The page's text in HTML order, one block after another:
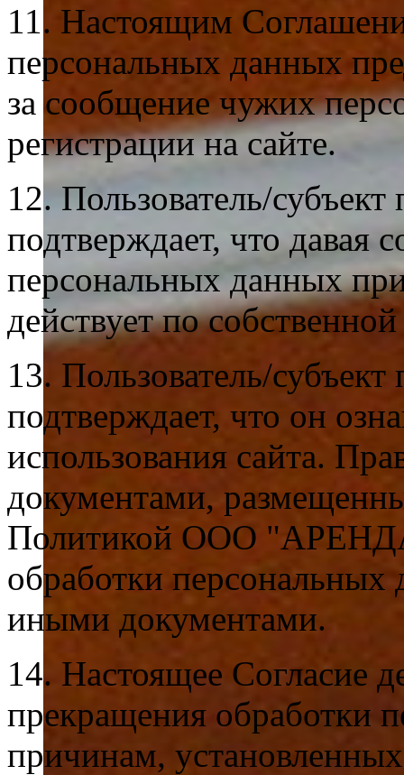
11. Настоящим
персональных данных
за сообщение чужих
регистрации на сайте.
12. Пользователь/
подтверждает, что давая
персональных данных
действует по
13. Пользователь/
подтверждает, что он
использования сайта.
документами,
Политикой ООО
обработки
иными документами.
14. Настоящее Согласие
прекращения обработки
причинам,